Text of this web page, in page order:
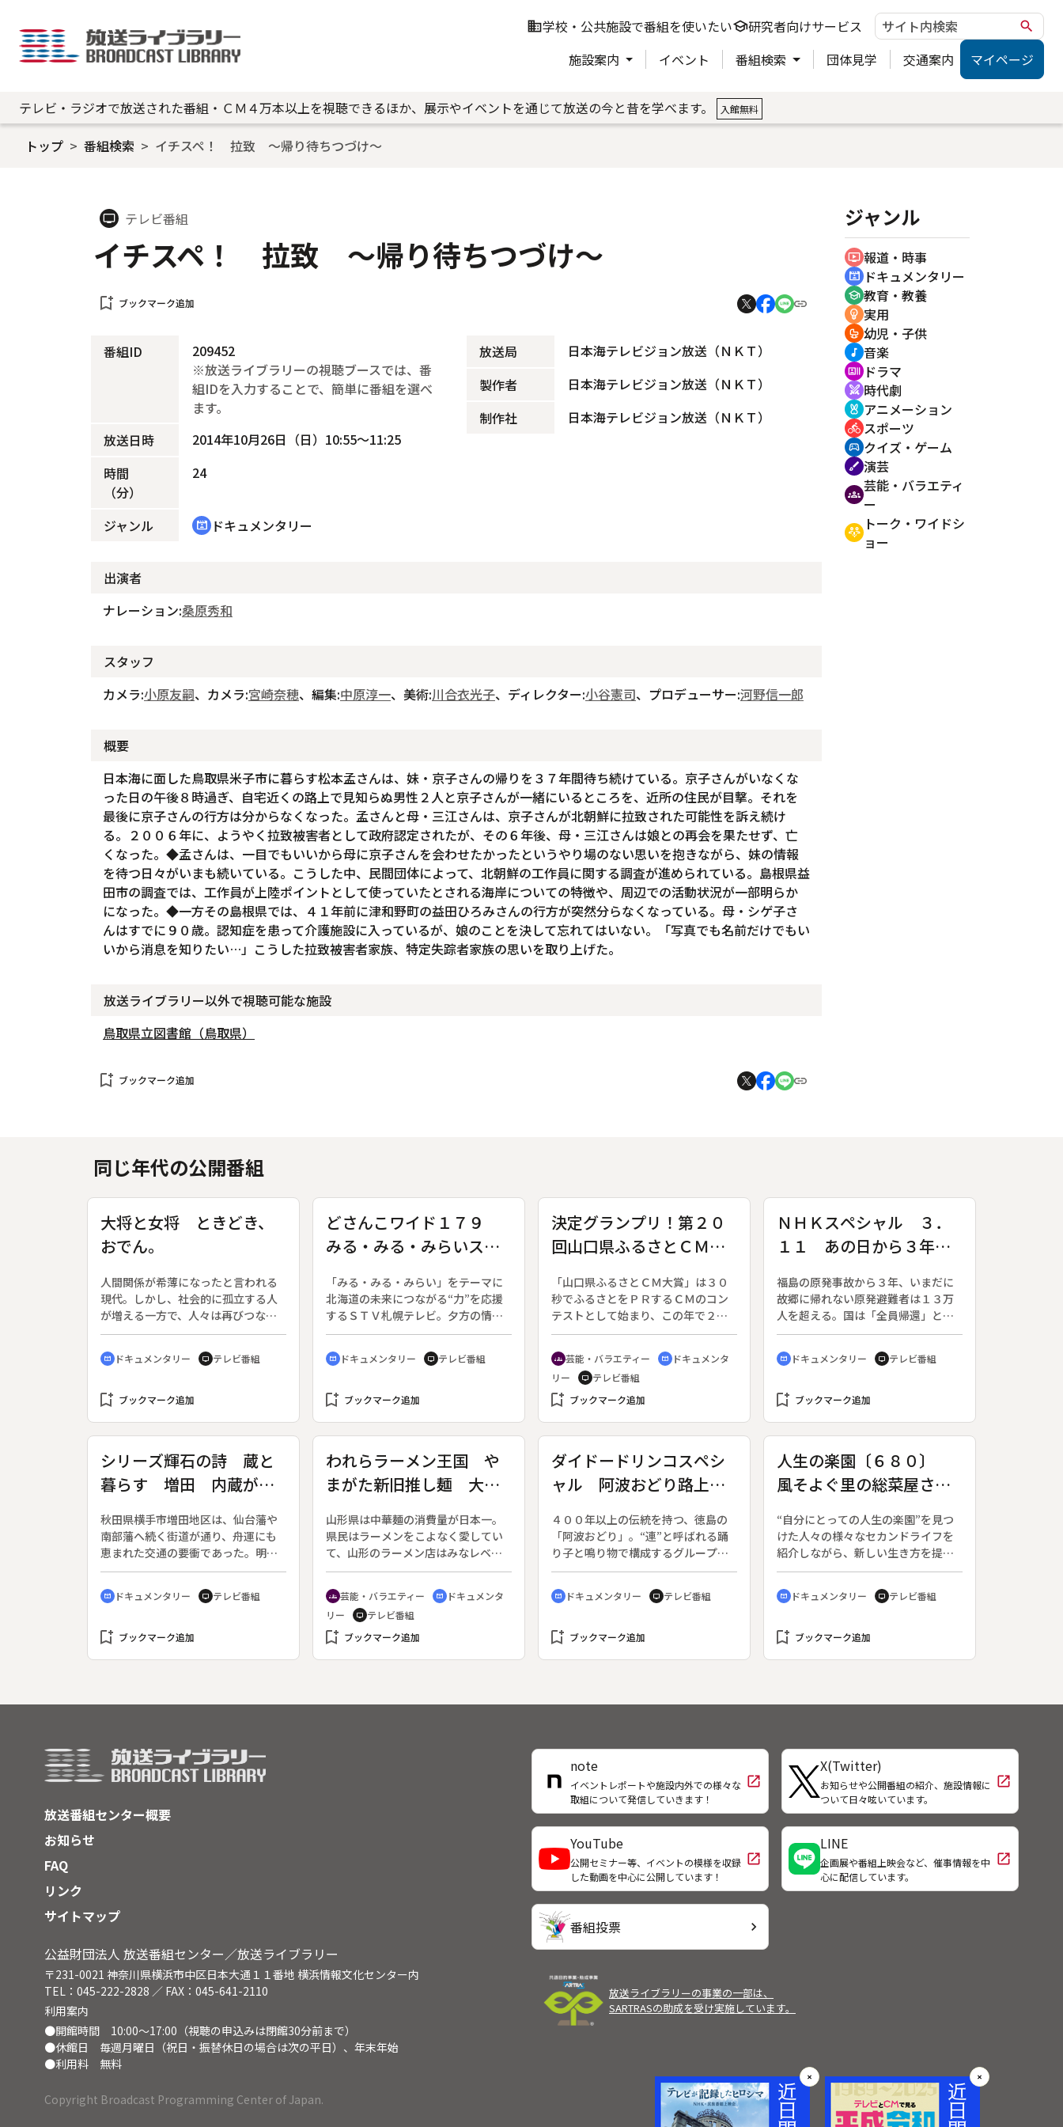
business学校・公共施設で番組を使いたいschool研究者向けサービス search
施設案内 イベント 番組検索 団体見学 交通案内 マイページ
テレビ・ラジオで放送された番組・ＣＭ４万本以上を視聴できるほか、展示やイベントを通じて放送の今と昔を学べます。 入館無料
トップ 番組検索 イチスペ！ 拉致 ～帰り待ちつづけ～
tv テレビ番組
イチスペ！ 拉致 ～帰り待ちつづけ～
bookmark_add ブックマーク追加
番組ID
209452
※放送ライブラリーの視聴ブースでは、番
組IDを入力することで、簡単に番組を選べ
ます。
放送日時
2014年10月26日（日）10:55～11:25
時間
（分）
24
ジャンル cinematic_blur ドキュメンタリー
放送局
日本海テレビジョン放送（ＮＫＴ）
製作者
日本海テレビジョン放送（ＮＫＴ）
制作社
日本海テレビジョン放送（ＮＫＴ）
出演者
ナレーション:桑原秀和
スタッフ
カメラ:小原友嗣、カメラ:宮崎奈穂、編集:中原淳一、美術:川合衣光子、ディレクター:小谷憲司、プロデューサー:河野信一郎
概要
日本海に面した鳥取県米子市に暮らす松本孟さんは、妹・京子さんの帰りを３７年間待ち続けている。京子さんがいなくな
った日の午後８時過ぎ、自宅近くの路上で見知らぬ男性２人と京子さんが一緒にいるところを、近所の住民が目撃。それを
最後に京子さんの行方は分からなくなった。孟さんと母・三江さんは、京子さんが北朝鮮に拉致された可能性を訴え続け
る。２００６年に、ようやく拉致被害者として政府認定されたが、その６年後、母・三江さんは娘との再会を果たせず、亡
くなった。◆孟さんは、一目でもいいから母に京子さんを会わせたかったというやり場のない思いを抱きながら、妹の情報
を待つ日々がいまも続いている。こうした中、民間団体によって、北朝鮮の工作員に関する調査が進められている。島根県益
田市の調査では、工作員が上陸ポイントとして使っていたとされる海岸についての特徴や、周辺での活動状況が一部明らか
になった。◆一方その島根県では、４１年前に津和野町の益田ひろみさんの行方が突然分らなくなっている。母・シゲ子さ
んはすでに９０歳。認知症を患って介護施設に入っているが、娘のことを決して忘れてはいない。「写真でも名前だけでもい
いから消息を知りたい…」こうした拉致被害者家族、特定失踪者家族の思いを取り上げた。
放送ライブラリー以外で視聴可能な施設
鳥取県立図書館（鳥取県）
bookmark_add ブックマーク追加
ジャンル
ondemand_video 報道・時事
cinematic_blur ドキュメンタリー
school 教育・教養
emoji_objects 実用
crib 幼児・子供
music_note 音楽
recent_actors ドラマ
swords 時代劇
cruelty_free アニメーション
directions_bike スポーツ
sports_esports クイズ・ゲーム
brush 演芸
groups 芸能・バラエティ
ー
adaptive_audio_mic トーク・ワイドシ
ョー
同じ年代の公開番組
大将と女将 ときどき、
おでん。
人間関係が希薄になったと言われる
現代。しかし、社会的に孤立する人
が増える一方で、人々は再びつなが
りを求め始めている。愛媛県松山市
にある一軒の小さなおでん屋。この
お店には、人と人との濃密なつなが
いう関係を超えた「人間同士」のつ
小さな空間。そこに見えてくる、ほ
のかなぬくもり。様々な人生が交差
する「おでん屋」の物語をおくる。
cinematic_blur ドキュメンタリー tv テレビ番組
bookmark_add ブックマーク追加
どさんこワイド１７９
みる・みる・みらいスペ
「みる・みる・みらい」をテーマに
北海道の未来につながる“力”を応援
するＳＴＶ札幌テレビ。夕方の情報
番組「どさんこワイド１７９」のス
ペシャルウィークでは、長期取材し
てきた「北海道の未来を創る人々」
の夢を追い、命と向き合いながら北
の３年生は豚舎へ向かった。学校祭
の日に生まれた豚が出荷を迎えるか
らだ。彼らにとってこれが最後の出
荷。この日出荷される２頭の豚に、
いつもと同じようにやさしくブラシ
をかける。荷台に乗るのを嫌がる豚
年間で、彼らは「生産者」としての
立場も学んできた。そして、養豚班
の最後の授業。自分たちが一生懸命
に育てた豚を、自ら調理して食べ
る。命を育み、そして自分たちの命
cinematic_blur ドキュメンタリー tv テレビ番組
bookmark_add ブックマーク追加
決定グランプリ！第２０
回山口県ふるさとＣＭ大
「山口県ふるさとＣＭ大賞」は３０
秒でふるさとをＰＲするＣＭのコン
テストとして始まり、この年で２０
回を数える。２０回目の記念大会と
いうことで、山口県宇部市出身のタ
レント・西村知美さんを特別ゲスト
審査員に迎え、通常枠よりも２５分
拡大して放送する。審査は小中学生
過した３４作品の公開審査が行われ
る。小中学生の部では、宇部市立川
上中学校「川上中学校とゆかいな仲
間たち」がグランプリに。また一般
の部では、徳山大学・知財開発コー
スの作品「愛がある」がグランプリ
も。
groups 芸能・バラエティー cinematic_blur
ドキュメンタ
リー
tv テレビ番組
bookmark_add ブックマーク追加
ＮＨＫスペシャル ３．
１１ あの日から３年
～福島 原発事故から３
年～
福島の原発事故から３年、いまだに
故郷に帰れない原発避難者は１３万
人を超える。国は「全員帰還」とい
う方針を転換し、年間５０ミリシー
ベルトを超える地域の住民には“移
住”を求め、年間２０ミリシーベルト
線に舵を切った。本当に、故郷を捨
突きつけられた３年目の過酷な現実
を見つめる。
cinematic_blur ドキュメンタリー tv テレビ番組
bookmark_add ブックマーク追加
シリーズ輝石の詩 蔵と
暮らす 増田 内蔵が継
秋田県横手市増田地区は、仙台藩や
南部藩へ続く街道が通り、舟運にも
恵まれた交通の要衝であった。明治
から昭和初期にかけては養蚕や葉タ
バコなどの商いで繁栄を極め、小さ
な町でありながら、地区内に銀行や
たちは成功の証として「内蔵」を建
内蔵に美術品のような意匠を凝らし
され、１０．６ヘクタールが、国の
「重要伝統的建造物群保存地区」に
選定されている。この重伝建選定を
住民と行政が一体となった息の長い
蔵に誇りを持ち、季節の行事を大切
暮らしを追う。シリーズ輝石の詩・
ｆｉｌｅ．９。
cinematic_blur ドキュメンタリー tv テレビ番組
bookmark_add ブックマーク追加
われらラーメン王国 や
まがた新旧推し麺 大集
山形県は中華麺の消費量が日本一。
県民はラーメンをこよなく愛してい
て、山形のラーメン店はみなレベル
が高い。ラーメン通の４人が山形の
ラーメン文化を堪能し、バリエーシ
ョンに富んだ山形ラーメンの中から
一押しの麺をピックアップしてい
く。◆昔ながらの一杯から、新ジャ
メン」のみならず、意外な場所で楽
groups 芸能・バラエティー cinematic_blur
ドキュメンタ
リー
tv テレビ番組
bookmark_add ブックマーク追加
ダイドードリンコスペシ
ャル 阿波おどり路上
端児
４００年以上の伝統を持つ、徳島の
「阿波おどり」。“連”と呼ばれる踊
り子と鳴り物で構成するグループ
が、数多く様々に活動している。中
でも「苔作（こけさく）」は、鉦と
太鼓だけで刻む大音量の鳴り物と、
踊りで知られる。演舞場には入ら
児とも呼ばれている。そんな彼らが
き、実に３分の１以上が新人となっ
たのだ。まさに苔作の過渡期にして
試練の年。４６年の歴史を持ち、固
定ファンも多いだけに、期待を裏切
るような無様なパフォーマンスは出
来ない。必死に練習に取り組むその
姿、踊り本番までの４カ月間にカメ
ラが密着した。
cinematic_blur ドキュメンタリー tv テレビ番組
bookmark_add ブックマーク追加
人生の楽園〔６８０〕
風そよぐ里の総菜屋さん
“自分にとっての人生の楽園”を見つ
けた人々の様々なセカンドライフを
紹介しながら、新しい生き方を提案
する、大人のための「いい人生の歩
き方」発見番組。（２０００年１０
月７日放送開始）◆今回の舞台は長
１３年）２月、惣菜加工所を始めた
海さんと結婚。畜産会社から３００
の牛を手放して生活の糧を失ってし
まった。窮地に陥った柿本さん夫婦
は、プラス思考で地元を元気にする
場所を作ろうと決意。そして２０１
３年２月、惣菜加工所「ファームガ
ーデン野の風」をオープンした。地
域の人に支えられながら新しい風を
巻き起こそうと、日々忙しく奮闘す
る柿本さん夫婦の暮らしを紹介す
cinematic_blur ドキュメンタリー tv テレビ番組
bookmark_add ブックマーク追加
放送番組センター概要
お知らせ
FAQ
リンク
サイトマップ
公益財団法人 放送番組センター／放送ライブラリー
〒231-0021 神奈川県横浜市中区日本大通１１番地 横浜情報文化センター内
TEL：045-222-2828 ／ FAX：045-641-2110
利用案内
●開館時間 10:00～17:00（視聴の申込みは閉館30分前まで）
●休館日 毎週月曜日（祝日・振替休日の場合は次の平日）、年末年始
●利用料 無料
Copyright Broadcast Programming Center of Japan.
note
イベントレポートや施設内外での様々な
取組について発信していきます！
open_in_new
X(Twitter)
お知らせや公開番組の紹介、施設情報に
ついて日々呟いています。
open_in_new
YouTube
公開セミナー等、イベントの模様を収録
した動画を中心に公開しています！
open_in_new
LINE
企画展や番組上映会など、催事情報を中
心に配信しています。
open_in_new
番組投票 chevron_right
放送ライブラリーの事業の一部は、
SARTRASの助成を受け実施しています。
✕
✕